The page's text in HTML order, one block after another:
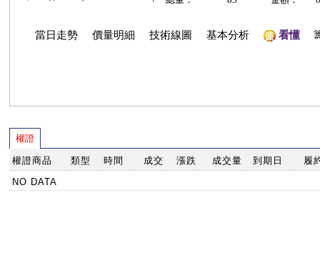
當日走勢 價量明細 技術線圖 基本分析 看懂
權證
權證商品 類型 時間 成交 漲跌 成交量 到期日
履
NO DATA